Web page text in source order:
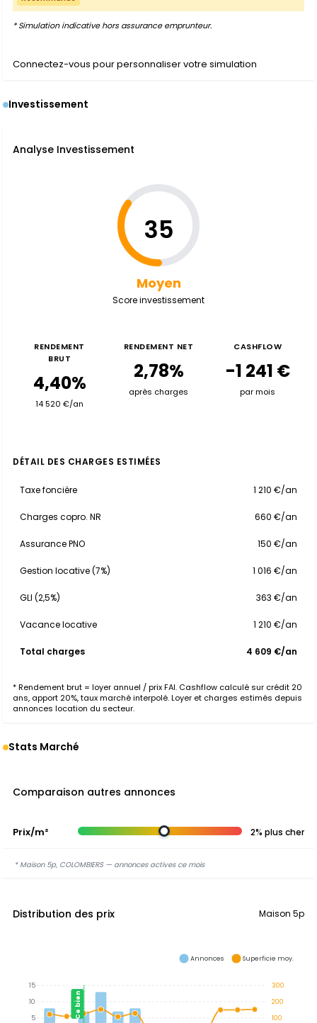
* Simulation indicative hors assurance emprunteur.
Connectez-vous pour personnaliser votre simulation
Investissement
Analyse Investissement
35
Moyen
Score investissement
RENDEMENT
BRUT
4,40%
14 520 €/an
RENDEMENT NET
2,78%
après charges
CASHFLOW
-1 241 €
par mois
DÉTAIL DES CHARGES ESTIMÉES
Taxe foncière 1 210 €/an
Charges copro. NR 660 €/an
Assurance PNO 150 €/an
Gestion locative (7%) 1 016 €/an
GLI (2,5%) 363 €/an
Vacance locative 1 210 €/an
Total charges 4 609 €/an
* Rendement brut = loyer annuel / prix FAI. Cashflow calculé sur crédit 20
ans, apport 20%, taux marché interpolé. Loyer et charges estimés depuis
annonces location du secteur.
Stats Marché
Comparaison autres annonces
Prix/m² 2% plus cher
* Maison 5p, COLOMBIERS — annonces actives ce mois
Distribution des prix Maison 5p
Ce bien
300
200
100
15
10
5
Annonces Superficie moy.